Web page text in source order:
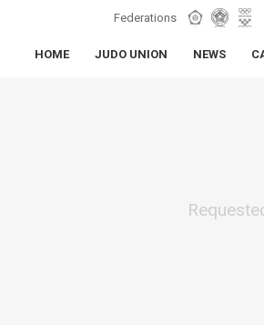
Federations
HOME JUDO UNION NEWS